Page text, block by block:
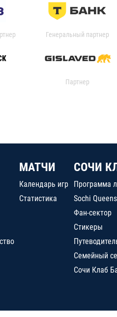
Генеральный партнер
Партнер
МАТЧИ
Календарь игр
Статистика
СОЧИ
Программа
Sochi Queens
Фан-сектор
Стикеры
Семейный
Сочи Клаб